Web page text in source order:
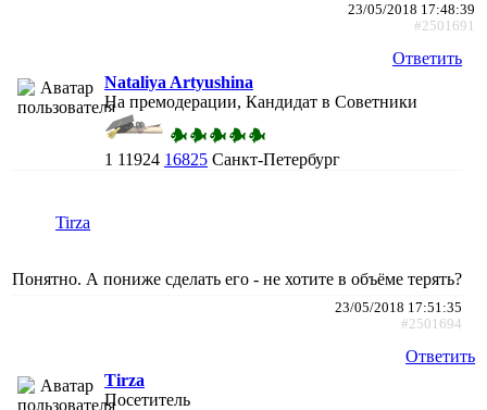
23/05/2018 17:48:39
#2501691
Ответить
Nataliya Artyushina
На премодерации, Кандидат в Советники
1 11924 16825 Санкт-Петербург
Tirza
Понятно. А пониже сделать его - не хотите в объёме терять?
23/05/2018 17:51:35
#2501694
Ответить
Tirza
Посетитель